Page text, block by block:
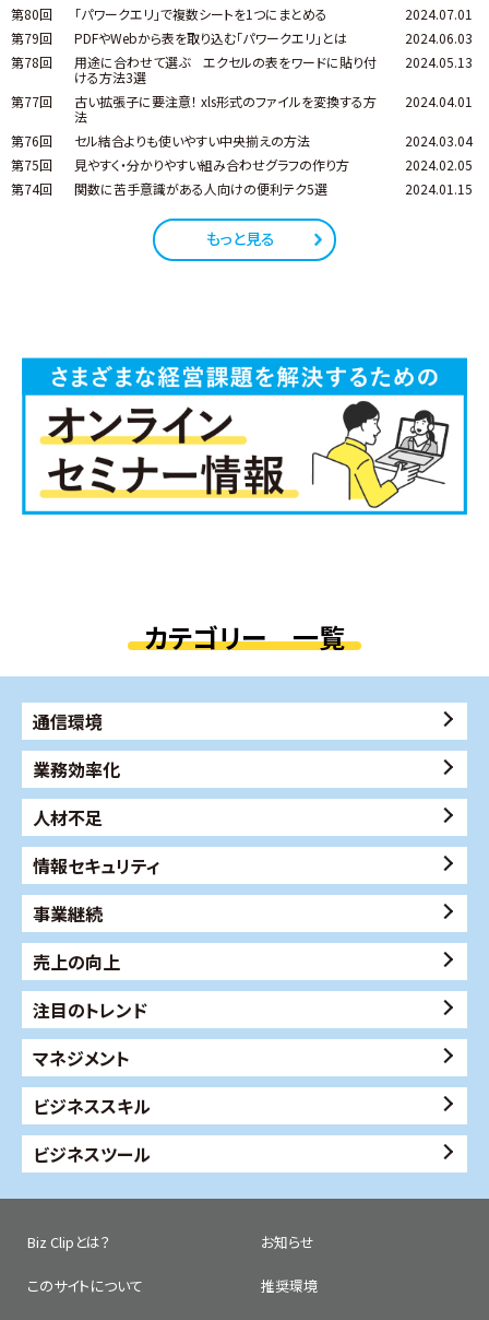
第80回
「パワークエリ」で複数シートを1つにまとめる
2024.07.01
第79回
PDFやWebから表を取り込む「パワークエリ」とは
2024.06.03
第78回
用途に合わせて選ぶ エクセルの表をワードに貼り付
ける方法3選
2024.05.13
第77回
古い拡張子に要注意！ xls形式のファイルを変換する方
法
2024.04.01
第76回 セル結合よりも使いやすい中央揃えの方法
2024.03.04
第75回
見やすく・分かりやすい組み合わせグラフの作り方
2024.02.05
第74回
関数に苦手意識がある人向けの便利テク5選 2024.01.15
もっと見る
カテゴリー 一覧
通信環境
業務効率化
人材不足
情報セキュリティ
事業継続
売上の向上
注目のトレンド
マネジメント
ビジネススキル
ビジネスツール
Biz Clipとは？ お知らせ
このサイトについて 推奨環境